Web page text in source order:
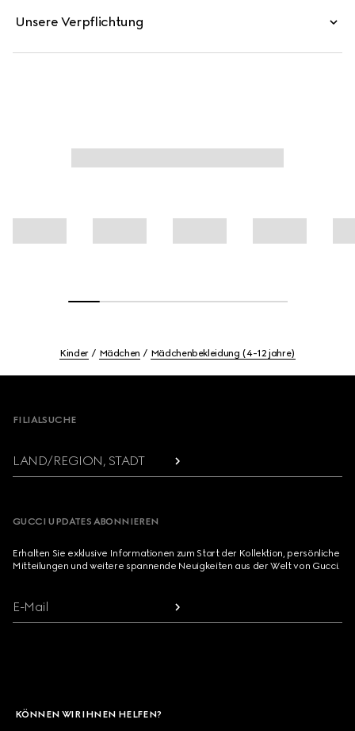
Unsere Verpflichtung
Kinder Mädchen Mädchenbekleidung (4-12 jahre)
FILIALSUCHE
LAND/REGION, STADT
GUCCI UPDATES ABONNIEREN
Erhalten Sie exklusive Informationen zum Start der Kollektion, persönliche
Mitteilungen und weitere spannende Neuigkeiten aus der Welt von Gucci.
E-Mail
KÖNNEN WIR IHNEN HELFEN?